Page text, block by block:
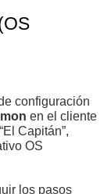
configuración
en el cliente
Capitán”,
OS
los pasos